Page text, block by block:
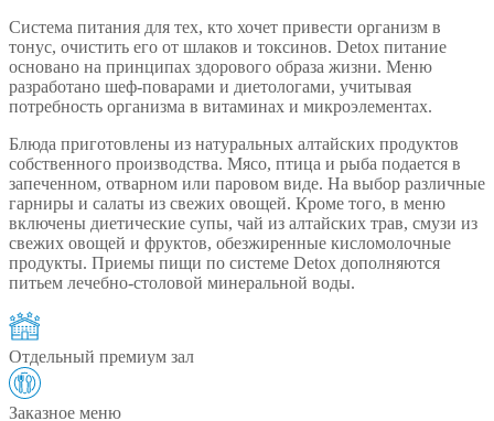
Система питания для тех, кто хочет привести организм в
тонус, очистить его от шлаков и токсинов. Detox питание
основано на принципах здорового образа жизни. Меню
разработано шеф-поварами и диетологами, учитывая
потребность организма в витаминах и микроэлементах.
Блюда приготовлены из натуральных алтайских продуктов
собственного производства. Мясо, птица и рыба подается в
запеченном, отварном или паровом виде. На выбор различные
гарниры и салаты из свежих овощей. Кроме того, в меню
включены диетические супы, чай из алтайских трав, смузи из
свежих овощей и фруктов, обезжиренные кисломолочные
продукты. Приемы пищи по системе Detox дополняются
питьем лечебно-столовой минеральной воды.
Отдельный премиум зал
Заказное меню